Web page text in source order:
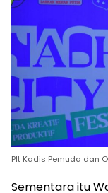
Plt Kadis Pemuda dan
Sementara itu